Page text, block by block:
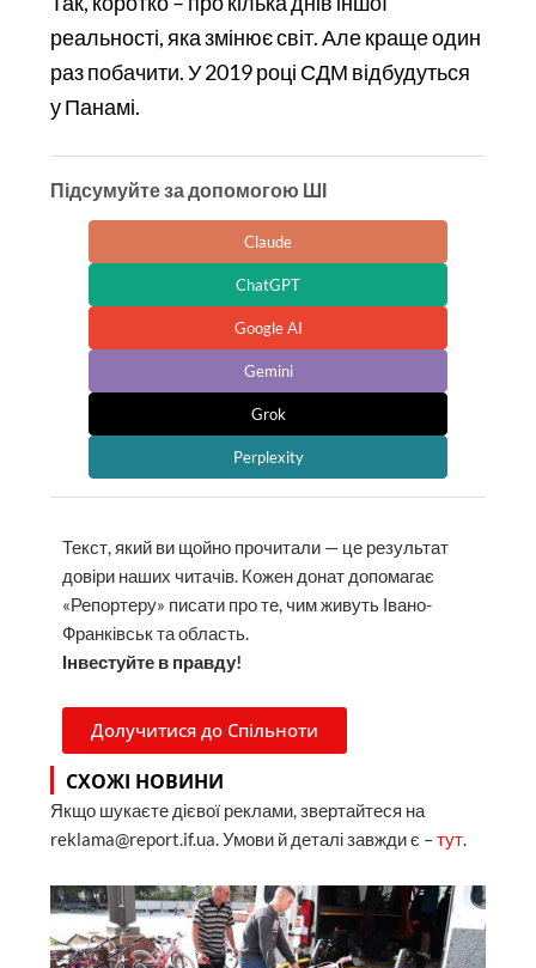
реальності, яка змінює світ. Але краще один
раз побачити. У 2019 році СДМ відбудуться
у Панамі.
Підсумуйте за допомогою ШІ
Claude
ChatGPT
Google AI
Gemini
Grok
Perplexity
Текст, який ви щойно прочитали — це результат
довіри наших читачів. Кожен донат допомагає
«Репортеру» писати про те, чим живуть Івано-
Франківськ та область.
Інвестуйте в правду!
Долучитися до Спільноти
СХОЖІ НОВИНИ
Якщо шукаєте дієвої реклами, звертайтеся на
reklama@report.if.ua. Умови й деталі завжди є –тут.